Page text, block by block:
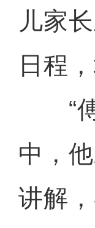
儿家
日程
“傅
中，
讲解